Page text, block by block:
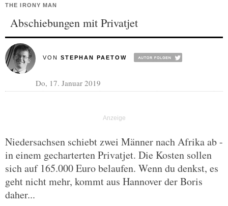
THE IRONY MAN
Abschiebungen mit Privatjet
VON STEPHAN PAETOW
Do, 17. Januar 2019
Niedersachsen schiebt zwei Männer nach Afrika ab -
in einem gecharterten Privatjet. Die Kosten sollen
sich auf 165.000 Euro belaufen. Wenn du denkst, es
geht nicht mehr, kommt aus Hannover der Boris
daher...